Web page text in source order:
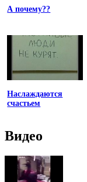
А почему??
Наслаждаются
счастьем
Видео